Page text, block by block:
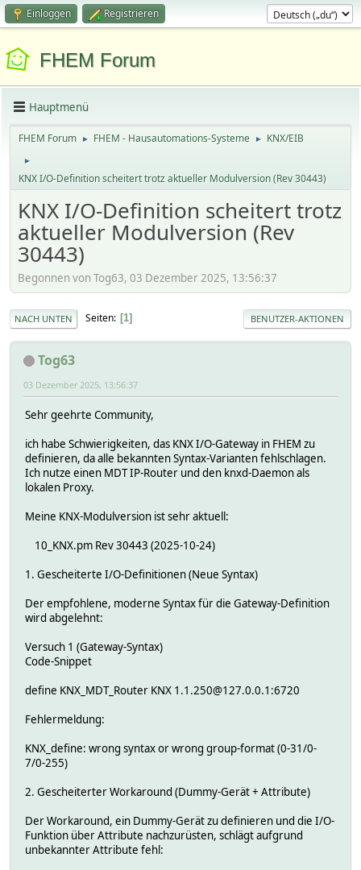
Einloggen Registrieren
FHEM Forum
Hauptmenü
FHEM Forum ► FHEM - Hausautomations-Systeme ► KNX/EIB
►
KNX I/O-Definition scheitert trotz aktueller Modulversion (Rev 30443)
KNX I/O-Definition scheitert trotz
aktueller Modulversion (Rev
30443)
Begonnen von Tog63, 03 Dezember 2025, 13:56:37
NACH UNTEN Seiten 1 BENUTZER-AKTIONEN
Tog63
03 Dezember 2025, 13:56:37
Sehr geehrte Community,
ich habe Schwierigkeiten, das KNX I/O-Gateway in FHEM zu
definieren, da alle bekannten Syntax-Varianten fehlschlagen.
Ich nutze einen MDT IP-Router und den knxd-Daemon als
lokalen Proxy.
Meine KNX-Modulversion ist sehr aktuell:
10_KNX.pm Rev 30443 (2025-10-24)
1. Gescheiterte I/O-Definitionen (Neue Syntax)
Der empfohlene, moderne Syntax für die Gateway-Definition
wird abgelehnt:
Versuch 1 (Gateway-Syntax)
Code-Snippet
define KNX_MDT_Router KNX 1.1.250@127.0.0.1:6720
Fehlermeldung:
KNX_define: wrong syntax or wrong group-format (0-31/0-
7/0-255)
2. Gescheiterter Workaround (Dummy-Gerät + Attribute)
Der Workaround, ein Dummy-Gerät zu definieren und die I/O-
Funktion über Attribute nachzurüsten, schlägt aufgrund
unbekannter Attribute fehl: